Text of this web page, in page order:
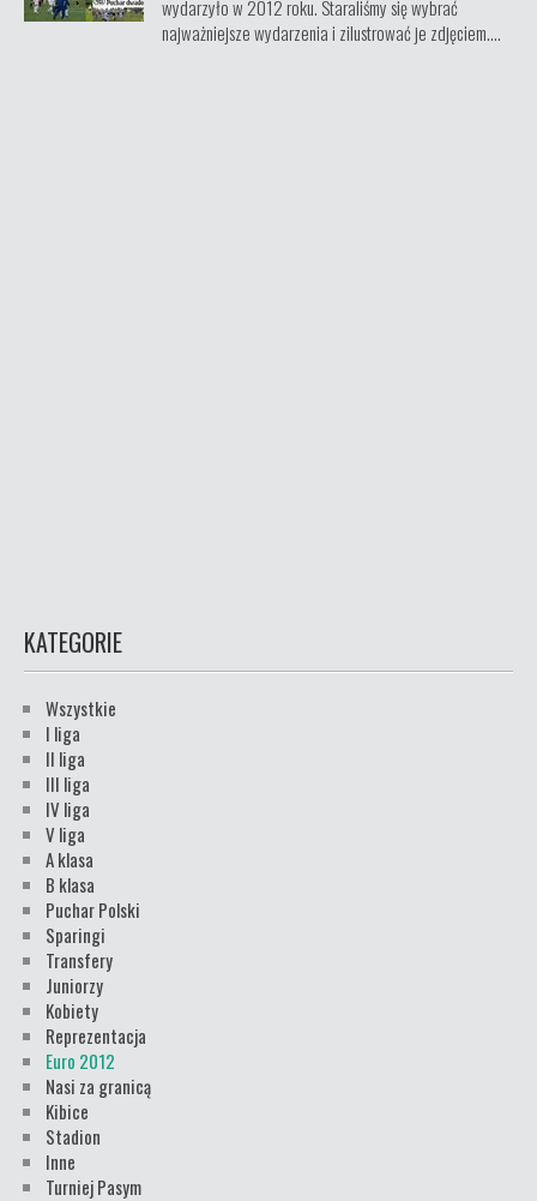
wydarzyło w 2012 roku. Staraliśmy się wybrać
najważniejsze wydarzenia i zilustrować je zdjęciem....
KATEGORIE
Wszystkie
I liga
II liga
III liga
IV liga
V liga
A klasa
B klasa
Puchar Polski
Sparingi
Transfery
Juniorzy
Kobiety
Reprezentacja
Euro 2012
Nasi za granicą
Kibice
Stadion
Inne
Turniej Pasym